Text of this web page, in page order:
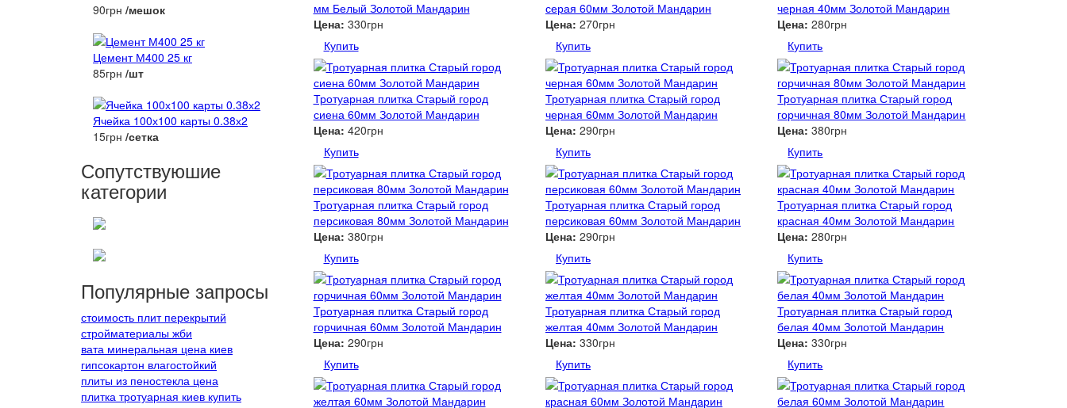
90грн /мешок
Цемент М400 25 кг
85грн /шт
Ячейка 100х100 карты 0.38х2
15грн /сетка
Сопутствуюшие
категории
Популярные запросы
стоимость плит перекрытий
стройматериалы жби
вата минеральная цена киев
гипсокартон влагостойкий
плиты из пеностекла цена
плитка тротуарная киев купить
мм Белый Золотой Мандарин
Цена: 330грн
Купить
серая 60мм Золотой Мандарин
Цена: 270грн
Купить
черная 40мм Золотой Мандарин
Цена: 280грн
Купить
Тротуарная плитка Старый город
сиена 60мм Золотой Мандарин
Цена: 420грн
Купить
Тротуарная плитка Старый город
черная 60мм Золотой Мандарин
Цена: 290грн
Купить
Тротуарная плитка Старый город
горчичная 80мм Золотой Мандарин
Цена: 380грн
Купить
Тротуарная плитка Старый город
персиковая 80мм Золотой Мандарин
Цена: 380грн
Купить
Тротуарная плитка Старый город
персиковая 60мм Золотой Мандарин
Цена: 290грн
Купить
Тротуарная плитка Старый город
красная 40мм Золотой Мандарин
Цена: 280грн
Купить
Тротуарная плитка Старый город
горчичная 60мм Золотой Мандарин
Цена: 290грн
Купить
Тротуарная плитка Старый город
желтая 40мм Золотой Мандарин
Цена: 330грн
Купить
Тротуарная плитка Старый город
белая 40мм Золотой Мандарин
Цена: 330грн
Купить